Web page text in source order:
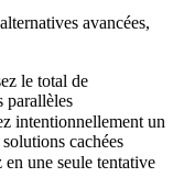
avancées,
le total de
parallèles
intentionnellement un
cachées
une seule tentative